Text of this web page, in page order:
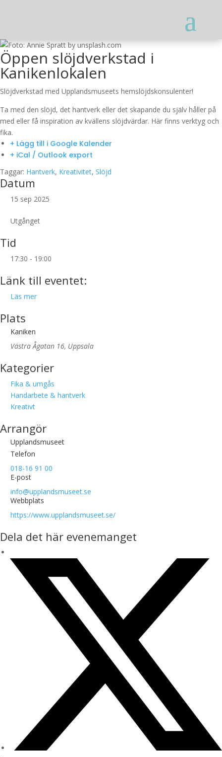
Öppen slöjdverkstad i
Kanikenlokalen
Slöjdverkstad med Upplandsmuseets hemslöjdskonsulenter!
Ta med den slöjd, det hantverk eller det skapande du själv håller på
med eller få inspiration av kvällens slöjdvärdar. Här finns verktyg och
fika.
+ Lägg till i Google Kalender
+ iCal / Outlook export
Taggar: Hantverk, Kreativitet, Slöjd
Datum
15 sep 2025
Utgånget
Tid
17:30 - 19:00
Länk till eventet:
Läs mer
Plats
Kaniken
Västra Ågatan 16, Uppsala
Kategorier
Fika & umgås
Handarbete & hantverk
Kreativt
Arrangör
Upplandsmuseet
Telefon
018-16 91 00
E-post
info@upplandsmuseet.se
Webbplats
https://www.upplandsmuseet.se/
Dela det här evenemanget